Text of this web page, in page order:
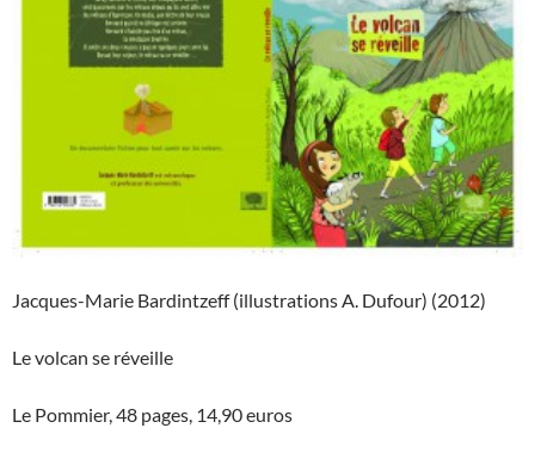
Jacques-Marie Bardintzeff (illustrations A. Dufour) (2012)
Le volcan se réveille
Le Pommier, 48 pages, 14,90 euros